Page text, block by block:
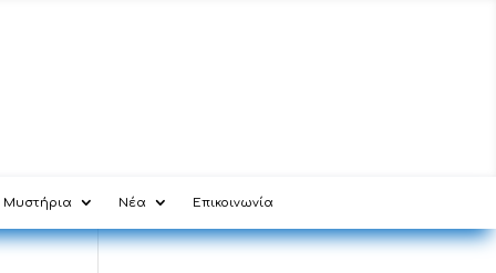
Μυστήρια Νέα Επικοινωνία